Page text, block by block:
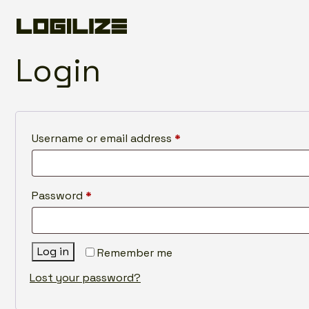
Login
Username or email address *
Password *
Remember me
Log in
Lost your password?